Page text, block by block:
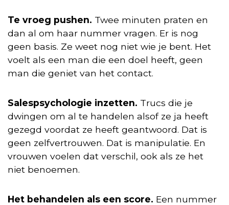
Te vroeg pushen. Twee minuten praten en
dan al om haar nummer vragen. Er is nog
geen basis. Ze weet nog niet wie je bent. Het
voelt als een man die een doel heeft, geen
man die geniet van het contact.
Salespsychologie inzetten. Trucs die je
dwingen om al te handelen alsof ze ja heeft
gezegd voordat ze heeft geantwoord. Dat is
geen zelfvertrouwen. Dat is manipulatie. En
vrouwen voelen dat verschil, ook als ze het
niet benoemen.
Het behandelen als een score. Een nummer